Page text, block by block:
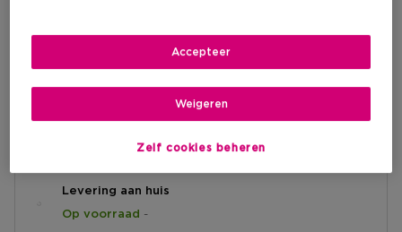
Kortingsprijs
€ 37,10
IN WINKELMANDJE
Levering aan huis
Op voorraad -
Zelf cookies beheren
Weigeren
Accepteer